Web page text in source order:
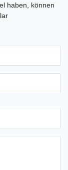
haben, können